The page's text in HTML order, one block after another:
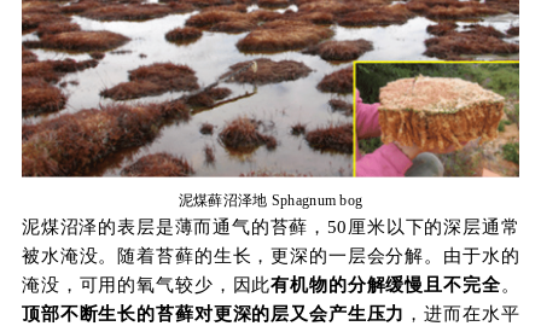
泥煤藓沼泽地 Sphagnum bog
泥煤沼泽的表层是薄而通气的苔藓，50厘米以下的深层通常
被水淹没。随着苔藓的生长，更深的一层会分解。由于水的
淹没，可用的氧气较少，因此有机物的分解缓慢且不完全。
顶部不断生长的苔藓对更深的层又会产生压力 ，进而在水平